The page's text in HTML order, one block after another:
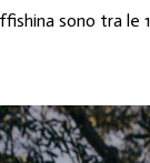
sono tra le